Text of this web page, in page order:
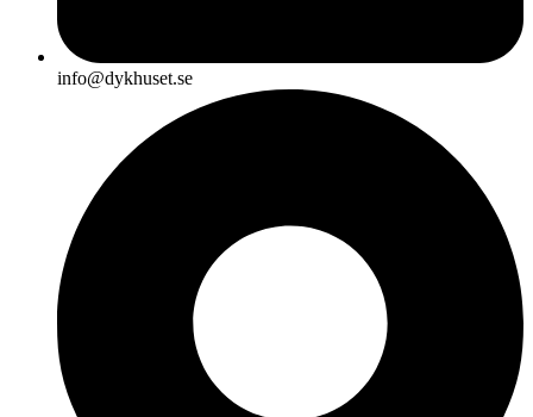
info@dykhuset.se